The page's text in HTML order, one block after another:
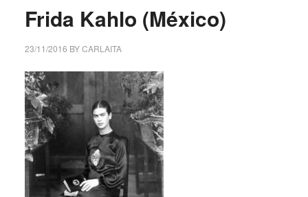
Frida Kahlo (México)
23/11/2016 BYCARLAITA